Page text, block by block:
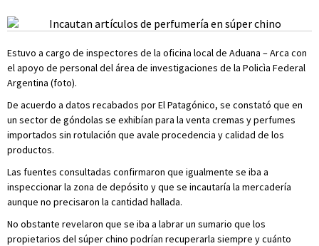
Estuvo a cargo de inspectores de la oficina local de Aduana – Arca con
el apoyo de personal del área de investigaciones de la Policìa Federal
Argentina (foto).
De acuerdo a datos recabados por El Patagónico, se constató que en
un sector de góndolas se exhibían para la venta cremas y perfumes
importados sin rotulación que avale procedencia y calidad de los
productos.
Las fuentes consultadas confirmaron que igualmente se iba a
inspeccionar la zona de depósito y que se incautaría la mercadería
aunque no precisaron la cantidad hallada.
No obstante revelaron que se iba a labrar un sumario que los
propietarios del súper chino podrían recuperarla siempre y cuánto